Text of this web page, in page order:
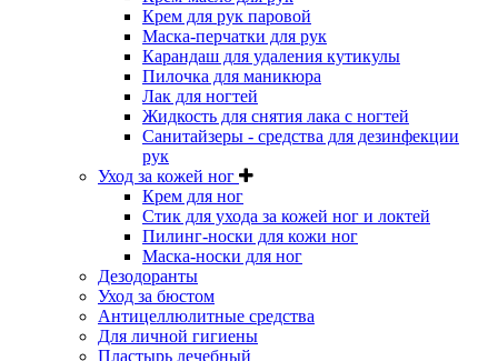
Крем для рук паровой
Маска-перчатки для рук
Карандаш для удаления кутикулы
Пилочка для маникюра
Лак для ногтей
Жидкость для снятия лака с ногтей
Санитайзеры - средства для дезинфекции
рук
Уход за кожей ног
Крем для ног
Стик для ухода за кожей ног и локтей
Пилинг-носки для кожи ног
Маска-носки для ног
Дезодоранты
Уход за бюстом
Антицеллюлитные средства
Для личной гигиены
Пластырь лечебный